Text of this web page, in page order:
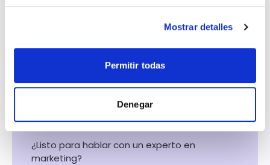
Mostrar detalles
Permitir todas
Denegar
Hacemos que tu
negocio crezca con el
marketing digital
¿Listo para hablar con un experto en
marketing?